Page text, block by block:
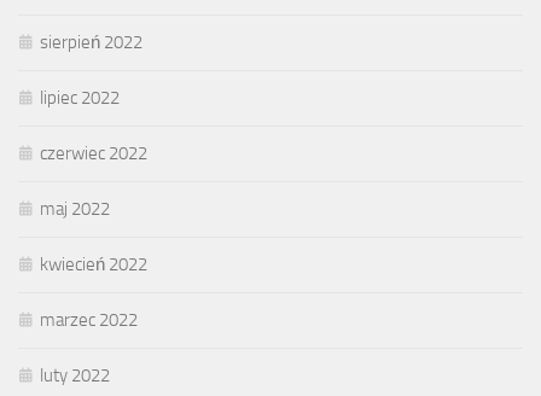
sierpień 2022
lipiec 2022
czerwiec 2022
maj 2022
kwiecień 2022
marzec 2022
luty 2022